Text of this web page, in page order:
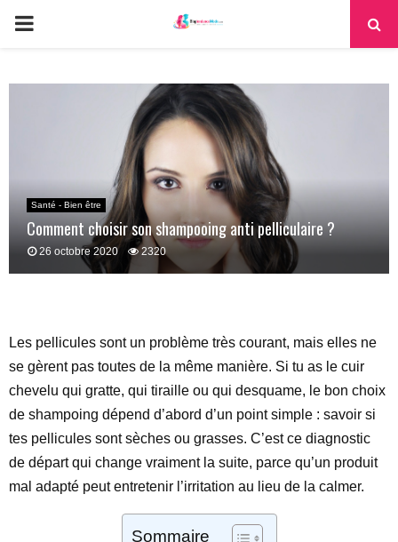
PRIMARY
Santé - Bien être
Comment choisir son shampooing anti pelliculaire ?
26 octobre 2020 2320
Les pellicules sont un problème très courant, mais elles ne
se gèrent pas toutes de la même manière. Si tu as le cuir
chevelu qui gratte, qui tiraille ou qui desquame, le bon choix
de shampoing dépend d’abord d’un point simple : savoir si
tes pellicules sont sèches ou grasses. C’est ce diagnostic
de départ qui change vraiment la suite, parce qu’un produit
mal adapté peut entretenir l’irritation au lieu de la calmer.
Sommaire